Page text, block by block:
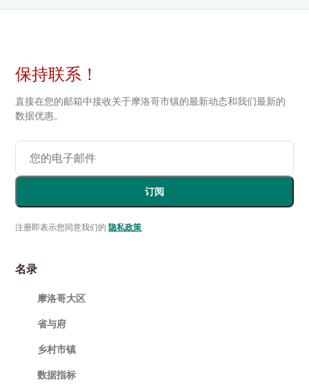
保持联系！
直接在您的邮箱中接收关于摩洛哥市镇的最新动态和我们最新的
数据优惠。
订阅
注册即表示您同意我们的 隐私政策.
名录
摩洛哥大区
省与府
乡村市镇
数据指标